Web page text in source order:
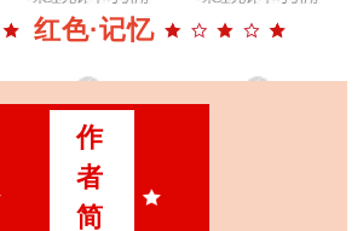
红色·记忆
作
者
简